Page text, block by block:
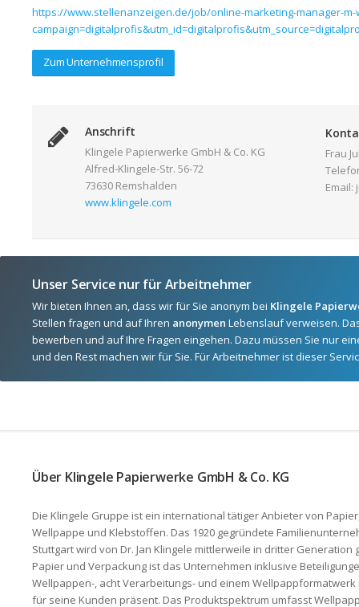
https://www.stellenanzeigen.de/job/online-marketing-manager-m-
Zum Unternehmensprofil
Anschrift
Klingele Papierwerke GmbH & Co. KG
Alfred-Klingele-Str. 56-72
73630 Remshalden
www.klingele.com
Frau
Email:
Unser Service nur für Arbeitnehmer
Wir bieten Ihnen an, dass wir für Sie anonym bei Klingele
Stellen fragen und auf Ihren anonymen Lebenslauf verweisen.
bewerben und auf Ihre Fragen eingehen. Dazu müssen Sie nur
und den Rest machen wir für Sie. Für Arbeitnehmer ist dieser
Über Klingele Papierwerke GmbH & Co. KG
Die Klingele Gruppe ist ein international tätiger Anbieter von
Wellpappe und Klebstoffen. Das 1920 gegründete
Stuttgart wird von Dr. Jan Klingele mittlerweile in dritter
Papier und Verpackung ist das Unternehmen inklusive
Wellpappen-, acht Verarbeitungs- und einem
für seine Kunden präsent. Das Produktspektrum umfasst